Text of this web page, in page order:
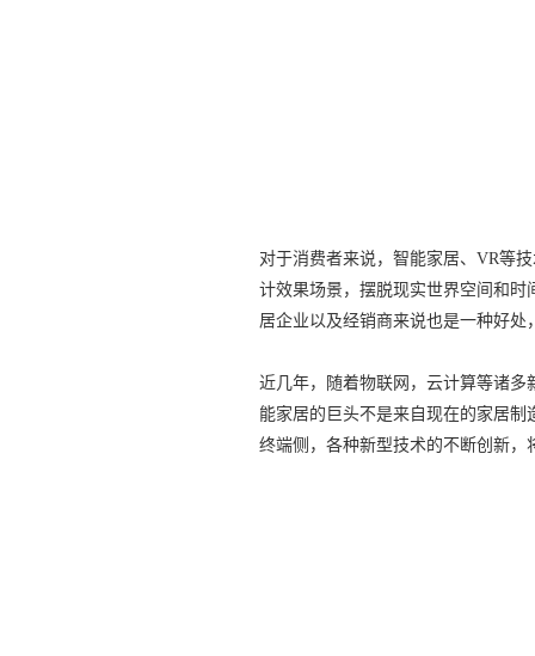
对于消费者来说，智能家居、VR等
计效果场景，摆脱现实世界空间和时
居企业以及经销商来说也是一种好
近几年，随着物联网，云计算等诸
能家居的巨头不是来自现在的家居
终端侧，各种新型技术的不断创新，